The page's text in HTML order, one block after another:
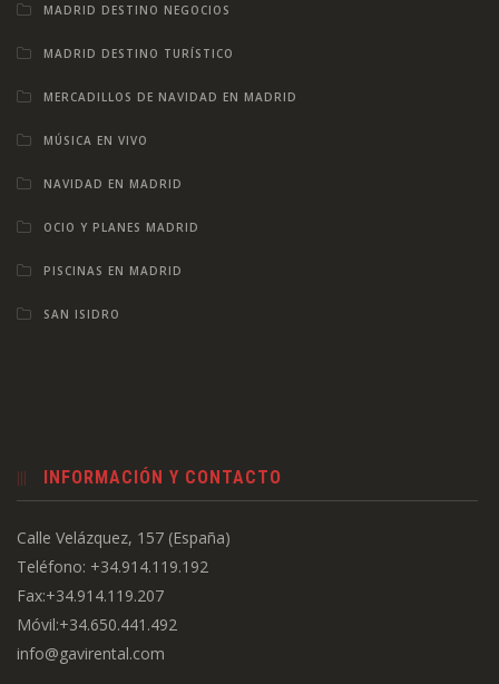
MADRID DESTINO NEGOCIOS
MADRID DESTINO TURÍSTICO
MERCADILLOS DE NAVIDAD EN MADRID
MÚSICA EN VIVO
NAVIDAD EN MADRID
OCIO Y PLANES MADRID
PISCINAS EN MADRID
SAN ISIDRO
INFORMACIÓN Y CONTACTO
Calle Velázquez, 157 (España)
Teléfono: +34.914.119.192
Fax:+34.914.119.207
Móvil:+34.650.441.492
info@gavirental.com